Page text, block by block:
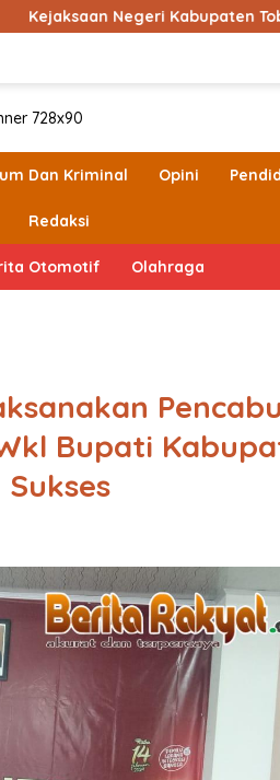
Kabupaten Toba Melakukan
Dan Kriminal Opini
Redaksi
Otomotif Olahraga
Bupati